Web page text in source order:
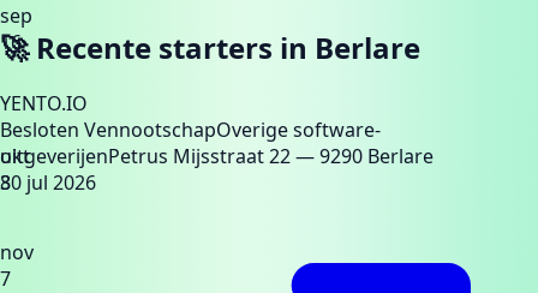
sep
16
okt
8
nov
7
🚀 Recente starters in Berlare
YENTO.IO
Besloten VennootschapOverige software-
uitgeverijenPetrus Mijsstraat 22— 9290 Berlare
30 jul 2026